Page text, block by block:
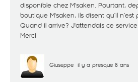
disponible chez M'saken. Pourtant,
boutique M'saken, ils disent qu’il
Quand il arrive? J'attendais ce
Merci
Giuseppe il y a presque 8 ans